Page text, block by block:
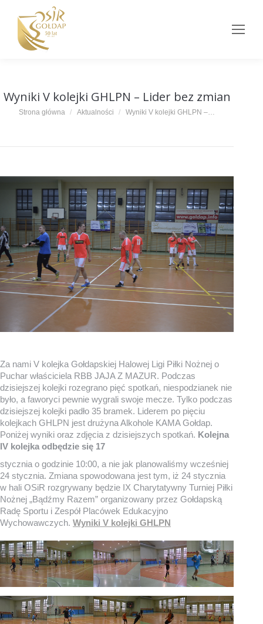
Wyniki V kolejki GHLPN – Lider bez zmian
Jesteś tutaj:
Strona główna Aktualności Wyniki V kolejki GHLPN –…
Za nami V kolejka Gołdapskiej Halowej Ligi Piłki Nożnej o
Puchar właściciela RBB JAJA Z MAZUR. Podczas
dzisiejszej kolejki rozegrano pięć spotkań, niespodzianek nie
było, a faworyci pewnie wygrali swoje mecze. Tylko podczas
dzisiejszej kolejki padło 35 bramek. Liderem po pięciu
kolejkach GHLPN jest drużyna Alkohole KAMA Gołdap.
Poniżej wyniki oraz zdjęcia z dzisiejszych spotkań. Kolejna
IV kolejka odbędzie się 17
stycznia o godzinie 10:00, a nie jak planowaliśmy wcześniej
24 stycznia. Zmiana spowodowana jest tym, iż 24 stycznia
w hali OSiR rozgrywany będzie IX Charytatywny Turniej Piłki
Nożnej „Bądźmy Razem” organizowany przez Gołdapską
Radę Sportu i Zespół Placówek Edukacyjno
Wychowawczych. Wyniki V kolejki GHLPN